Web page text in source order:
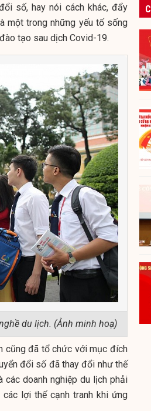
số, hay nói cách khác, đẩy
một trong những yếu tố sống
tạo sau dịch Covid-19.
du lịch. (Ảnh minh hoạ)
cũng đã tổ chức với mục đích
đổi số đã thay đổi như thế
các doanh nghiệp du lịch phải
lợi thế cạnh tranh khi ứng